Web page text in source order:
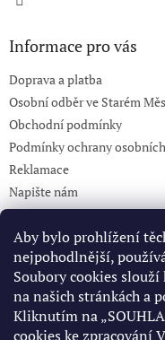
Aby bylo prohlížení
nejpohodlnější,
Soubory cookies
na našich stránkách a
Kliknutím na
cookies ke zpracování
Informace pro vás
Doprava a platba
Osobní odběr ve Starém
Obchodní podmínky
Podmínky ochrany
Reklamace
Napište nám
KONTAKT 732765499
Pinterest